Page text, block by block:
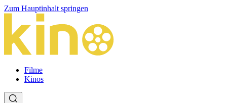
Zum Hauptinhalt springen
Filme
Kinos